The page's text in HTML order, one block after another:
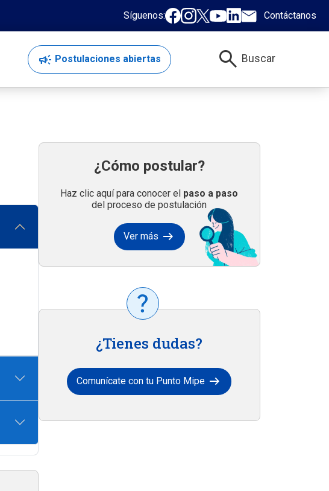
Síguenos: Contáctanos
campaign Postulaciones abiertas search Buscar
¿Cómo postular?
Haz clic aquí para conocer el paso a paso
del proceso de postulación
Ver más arrow_right_alt
¿Tienes dudas?
Comunícate con tu Punto Mipe arrow_right_alt